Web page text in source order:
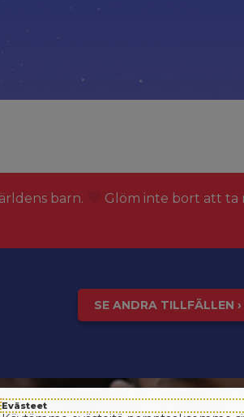
barn. Glöm inte bort att ta
SE ANDRA TILLFÄLLEN ›
Evästeet